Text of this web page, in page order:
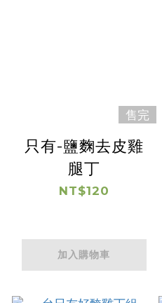
售完
只有-鹽麴去皮雞
腿丁
NT$120
加入購物車